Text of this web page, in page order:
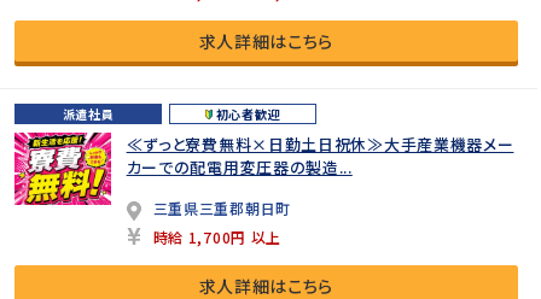
求人詳細はこちら
派遣社員 初心者歓迎
≪ずっと寮費無料×日勤土日祝休≫大手産業機器メー
カーでの配電用変圧器の製造...
三重県三重郡朝日町
時給 1,700円 以上
求人詳細はこちら